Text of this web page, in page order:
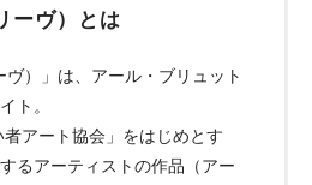
ーヴ）とは
ヴ）」は、アール・ブリュット
ト。
者アート協会」をはじめとす
るアーティストの作品（アー